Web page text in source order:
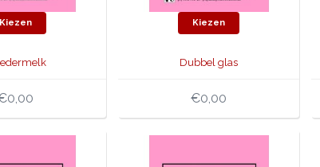
Kiezen Kiezen
Dubbel glas
€0,00